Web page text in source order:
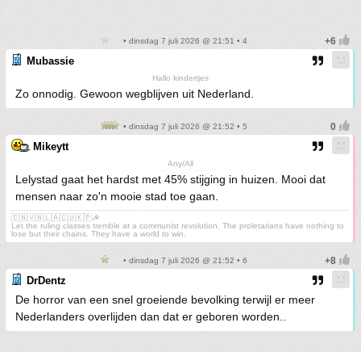
• dinsdag 7 juli 2026 @ 21:51 • 4
Mubassie
Hallo kindertjes
Zo onnodig. Gewoon wegblijven uit Nederland.
• dinsdag 7 juli 2026 @ 21:52 • 5
Mikeytt
Any/All
Lelystad gaat het hardst met 45% stijging in huizen. Mooi dat
mensen naar zo'n mooie stad toe gaan.
🇨🇳🇻🇳🇱🇦🇨🇺🇰🇵☭
Let the ruling classes tremble at a communist revolution. The proletarians have nothing to
lose but their chains. They have a world to win.
• dinsdag 7 juli 2026 @ 21:52 • 6
DrDentz
De horror van een snel groeiende bevolking terwijl er meer
Nederlanders overlijden dan dat er geboren worden..